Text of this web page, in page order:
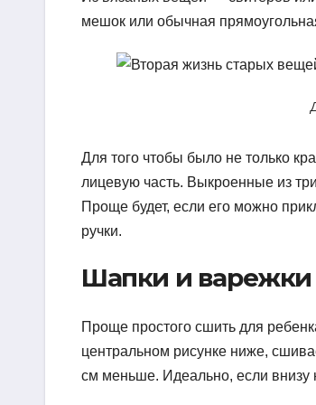
мешок или обычная
Для того чтобы было не только
лицевую часть. Выкроенные из
Проще будет, если его можно
ручки.
Шапки и варежки
Проще простого сшить для
центральном рисунке ниже,
см меньше. Идеально, если внизу